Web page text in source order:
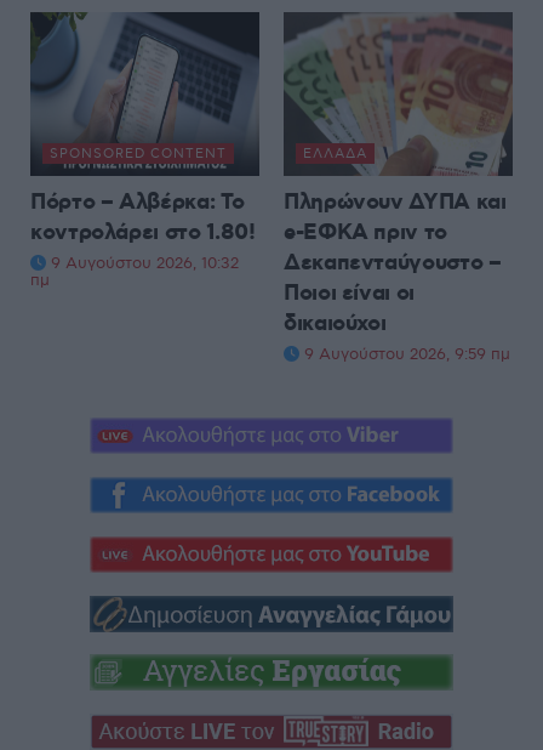
SPONSORED CONTENT
Πόρτο – Αλβέρκα: Το
κοντρολάρει στο 1.80!
9 Αυγούστου 2026, 10:32
πμ
ΕΛΛΆΔΑ
Πληρώνουν ΔΥΠΑ και
e-ΕΦΚΑ πριν το
Δεκαπενταύγουστο –
Ποιοι είναι οι
δικαιούχοι
9 Αυγούστου 2026, 9:59 πμ